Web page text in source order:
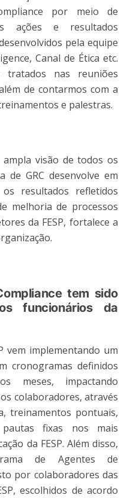
por meio de
ações e resultados
pela equipe
Canal de Ética etc.
nas reuniões
de contarmos com a
e palestras.
visão de todos os
de GRC desenvolve em
resultados refletidos
melhoria de processos
da FESP, fortalece a
tem sido
funcionários da
vem implementando um
cronogramas definidos
impactando
colaboradores, através
treinamentos pontuais,
fixas nos mais
da FESP. Além disso,
de Agentes de
por colaboradores das
escolhidos de acordo